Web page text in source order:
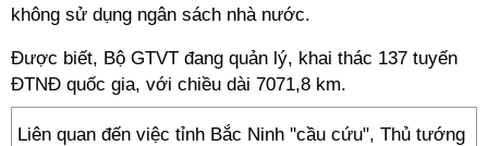
không sử dụng ngân sách nhà nước.
Được biết, Bộ GTVT đang quản lý, khai thác 137 tuyến
ĐTNĐ quốc gia, với chiều dài 7071,8 km.
Liên quan đến việc tỉnh Bắc Ninh ''cầu cứu", Thủ tướng